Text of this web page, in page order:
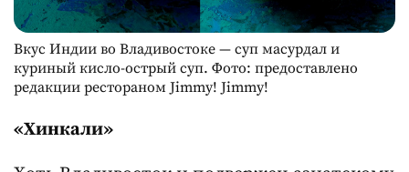
Вкус Индии во Владивостоке — суп масурдал и
куриный кисло-острый суп. Фото: предоставлено
редакции рестораном Jimmy! Jimmy!
«Хинкали»